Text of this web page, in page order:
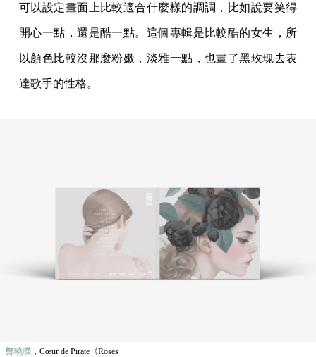
可以設定畫面上比較適合什麼樣的調調，比如說要笑得
開心一點，還是酷一點。這個專輯是比較酷的女生，所
以顏色比較沒那麼粉嫩，淡雅一點，也畫了黑玫瑰去表
達歌手的性格。
鄭曉嶸 ，Cœur de Pirate《Roses